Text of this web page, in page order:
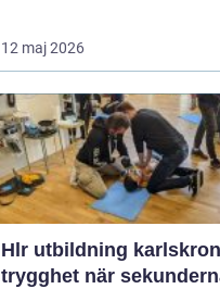
12 maj 2026
Hlr utbildning
trygghet när